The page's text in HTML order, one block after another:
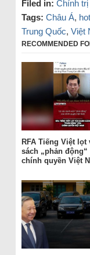
Filed in: Chính trị
Tags: Châu Á, hot
Trung Quốc, Việt
RECOMMENDED
RFA Tiếng Việt lọt
sách „phản động“
chính quyền Việt